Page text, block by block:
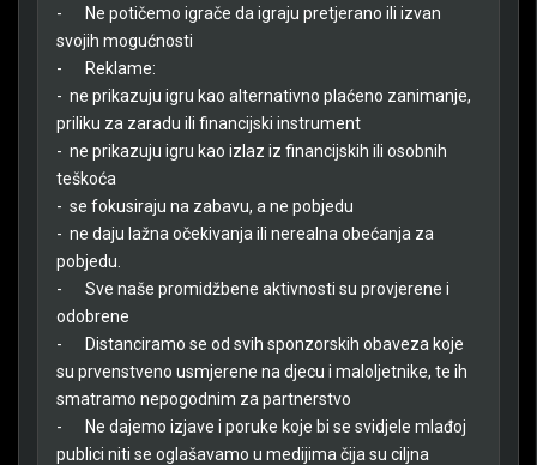
-
Ne potičemo igrače da igraju pretjerano ili izvan
svojih mogućnosti
-
Reklame:
- ne prikazuju igru kao alternativno plaćeno zanimanje,
priliku za zaradu ili financijski instrument
- ne prikazuju igru kao izlaz iz financijskih ili osobnih
teškoća
- se fokusiraju na zabavu, a ne pobjedu
- ne daju lažna očekivanja ili nerealna obećanja za
pobjedu.
-
Sve naše promidžbene aktivnosti su provjerene i
odobrene
-
Distanciramo se od svih sponzorskih obaveza koje
su prvenstveno usmjerene na djecu i maloljetnike, te ih
smatramo nepogodnim za partnerstvo
-
Ne dajemo izjave i poruke koje bi se svidjele mlađoj
publici niti se oglašavamo u medijima čija su ciljna